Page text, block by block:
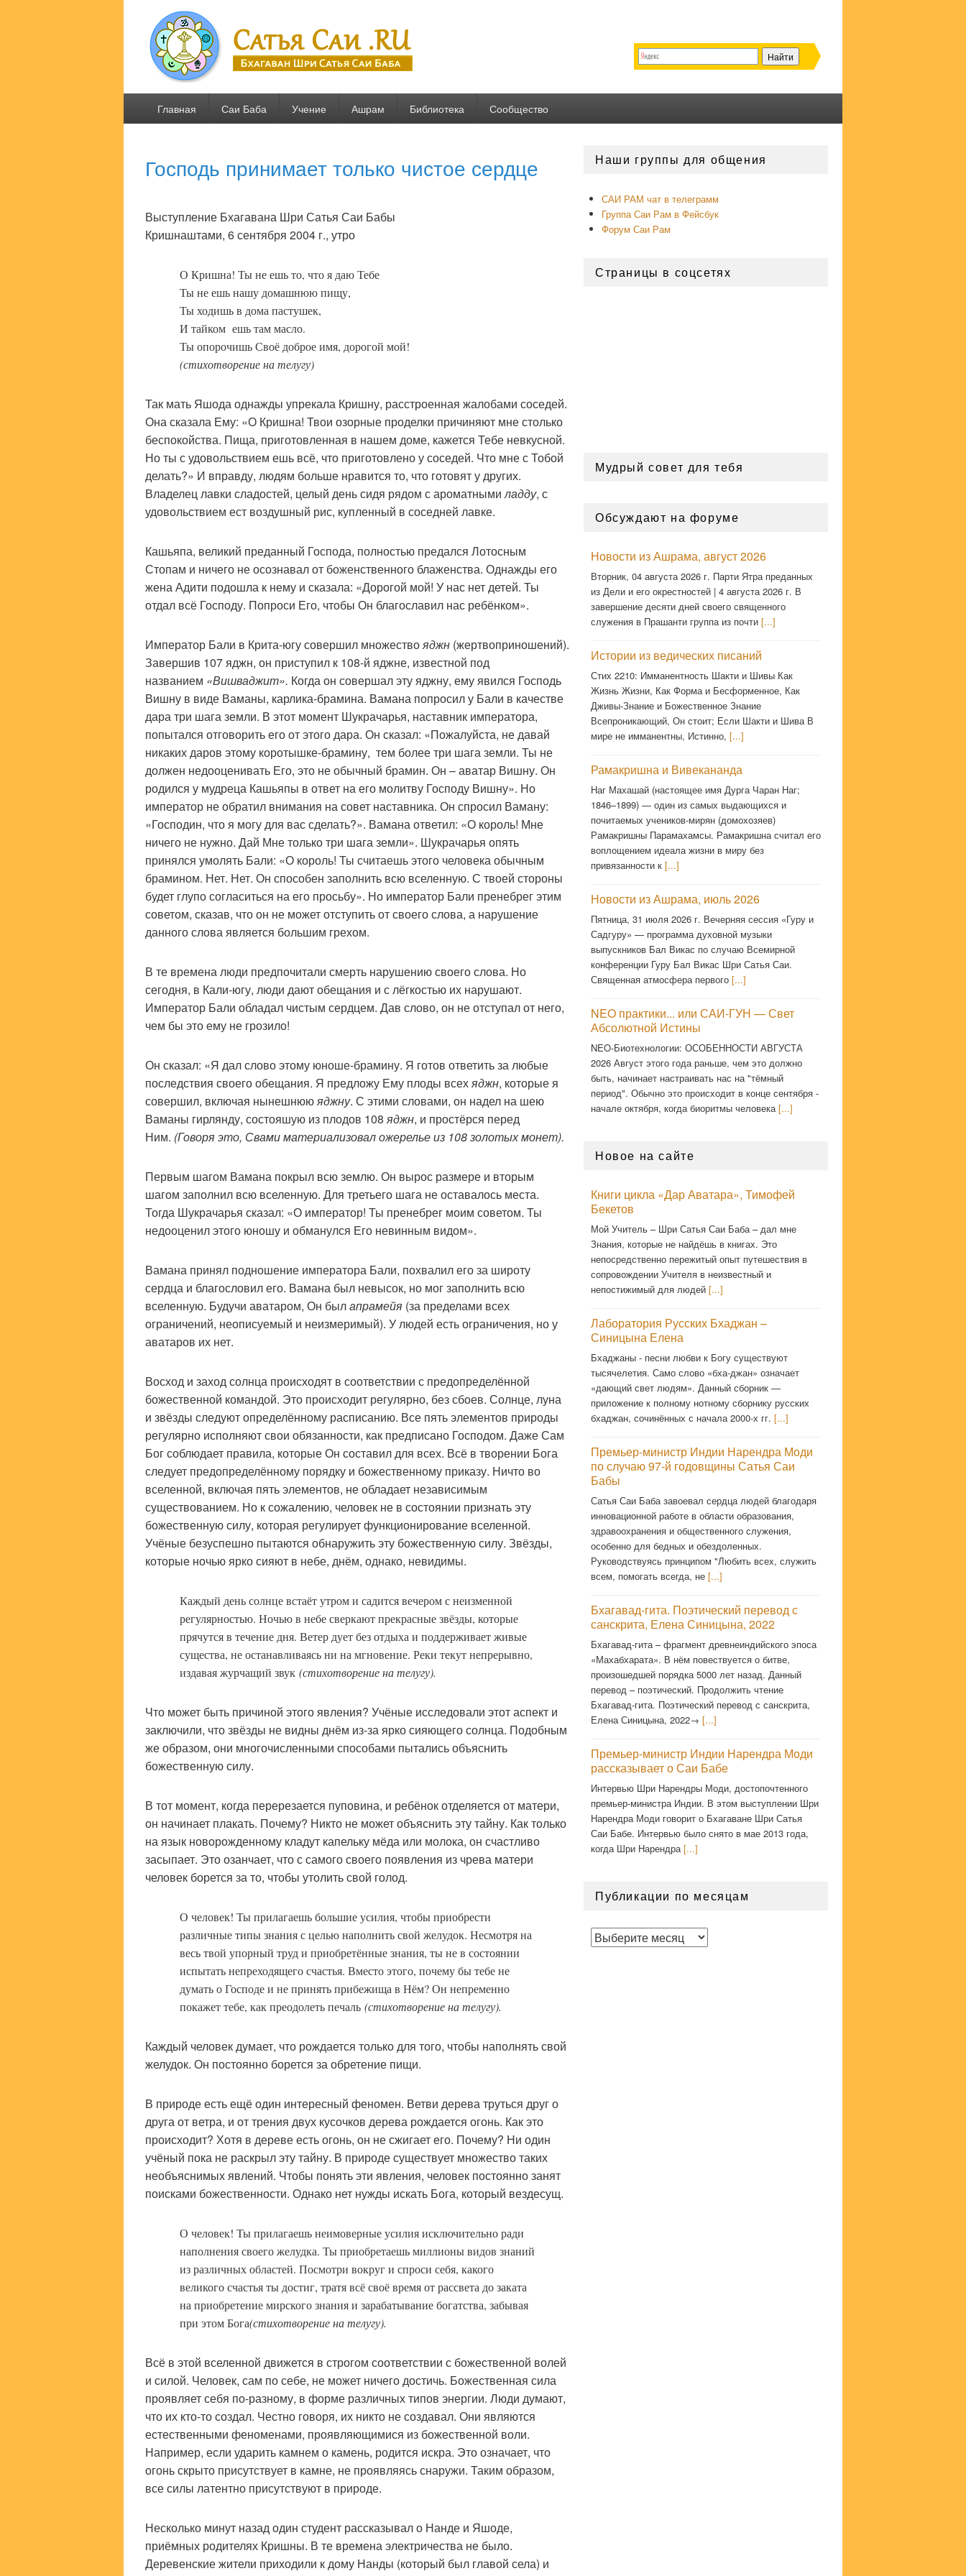
Сатья Саи .RU
Бхагаван Шри Сатья Саи Баба
Главная Саи Баба Учение Ашрам Библиотека Сообщество
Господь принимает только чистое сердце
Выступление Бхагавана Шри Сатья Саи Бабы
Кришнаштами, 6 сентября 2004 г., утро
О Кришна! Ты не ешь то, что я даю Тебе
Ты не ешь нашу домашнюю пищу,
Ты ходишь в дома пастушек,
И тайком ешь там масло.
Ты опорочишь Своё доброе имя, дорогой мой!
(стихотворение на телугу)
Так мать Яшода однажды упрекала Кришну, расстроенная жалобами соседей.
Она сказала Ему: «О Кришна! Твои озорные проделки причиняют мне столько
беспокойства. Пища, приготовленная в нашем доме, кажется Тебе невкусной.
Но ты с удовольствием ешь всё, что приготовлено у соседей. Что мне с Тобой
делать?» И вправду, людям больше нравится то, что готовят у других.
Владелец лавки сладостей, целый день сидя рядом с ароматнымиладду, с
удовольствием ест воздушный рис, купленный в соседней лавке.
Кашьяпа, великий преданный Господа, полностью предался Лотосным
Стопам и ничего не осознавал от боженственного блаженства. Однажды его
жена Адити подошла к нему и сказала: «Дорогой мой! У нас нет детей. Ты
отдал всё Господу. Попроси Его, чтобы Он благославил нас ребёнком».
Император Бали в Крита-югу совершил множествояджн (жертвоприношений).
Завершив 107 яджн, он приступил к 108-й яджне, известной под
названием «Вишваджит». Когда он совершал эту яджну, ему явился Господь
Вишну в виде Ваманы, карлика-брамина. Вамана попросил у Бали в качестве
дара три шага земли. В этот момент Шукрачарья, наставник императора,
попытался отговорить его от этого дара. Он сказал: «Пожалуйста, не давай
никаких даров этому коротышке-брамину, тем более три шага земли. Ты не
должен недооценивать Его, это не обычный брамин. Он – аватар Вишну. Он
родился у мудреца Кашьяпы в ответ на его молитву Господу Вишну». Но
император не обратил внимания на совет наставника. Он спросил Ваману:
«Господин, что я могу для вас сделать?». Вамана ответил: «О король! Мне
ничего не нужно. Дай Мне только три шага земли». Шукрачарья опять
принялся умолять Бали: «О король! Ты считаешь этого человека обычным
брамином. Нет. Нет. Он способен заполнить всю вселенную. С твоей стороны
будет глупо согласиться на его просьбу». Но император Бали пренебрег этим
советом, сказав, что он не может отступить от своего слова, а нарушение
данного слова является большим грехом.
В те времена люди предпочитали смерть нарушению своего слова. Но
сегодня, в Кали-югу, люди дают обещания и с лёгкостью их нарушают.
Император Бали обладал чистым сердцем. Дав слово, он не отступал от него,
чем бы это ему не грозило!
Он сказал: «Я дал слово этому юноше-брамину. Я готов ответить за любые
последствия своего обещания. Я предложу Ему плоды всехяджн, которые я
совершил, включая нынешнююяджну. С этими словами, он надел на шею
Ваманы гирлянду, состояшую из плодов 108 яджн, и простёрся перед
Ним. (Говоря это, Свами материализовал ожерелье из 108 золотых монет).
Первым шагом Вамана покрыл всю землю. Он вырос размере и вторым
шагом заполнил всю вселенную. Для третьего шага не оставалось места.
Тогда Шукрачарья сказал: «О император! Ты пренебрег моим советом. Ты
недооценил этого юношу и обманулся Его невинным видом».
Вамана принял подношение императора Бали, похвалил его за широту
сердца и благословил его. Вамана был невысок, но мог заполнить всю
вселенную. Будучи аватаром, Он былапрамейя (за пределами всех
ограничений, неописуемый и неизмеримый). У людей есть ограничения, но у
аватаров их нет.
Восход и заход солнца происходят в соответствии с предопределённой
божественной командой. Это происходит регулярно, без сбоев. Солнце, луна
и звёзды следуют определённому расписанию. Все пять элементов природы
регулярно исполняют свои обязанности, как предписано Господом. Даже Сам
Бог соблюдает правила, которые Он составил для всех. Всё в творении Бога
следует предопределённому порядку и божественному приказу. Ничто во
вселенной, включая пять элементов, не обладает независимым
существованием. Но к сожалению, человек не в состоянии признать эту
божественную силу, которая регулирует функционирование вселенной.
Учёные безуспешно пытаются обнаружить эту божественную силу. Звёзды,
которые ночью ярко сияют в небе, днём, однако, невидимы.
Каждый день солнце встаёт утром и садится вечером с неизменной
регулярностью. Ночью в небе сверкают прекрасные звёзды, которые
прячутся в течение дня. Ветер дует без отдыха и поддерживает живые
существа, не останавливаясь ни на мгновение. Реки текут непрерывно,
издавая журчащий звук (стихотворение на телугу).
Что может быть причиной этого явления? Учёные исследовали этот аспект и
заключили, что звёзды не видны днём из-за ярко сияющего солнца. Подобным
же образом, они многочисленными способами пытались объяснить
божественную силу.
В тот момент, когда перерезается пуповина, и ребёнок отделяется от матери,
он начинает плакать. Почему? Никто не может объяснить эту тайну. Как только
на язык новорожденному кладут капельку мёда или молока, он счастливо
засыпает. Это озанчает, что с самого своего появления из чрева матери
человек борется за то, чтобы утолить свой голод.
О человек! Ты прилагаешь большие усилия, чтобы приобрести
различные типы знания с целью наполнить свой желудок. Несмотря на
весь твой упорный труд и приобретённые знания, ты не в состоянии
испытать непреходящего счастья. Вместо этого, почему бы тебе не
думать о Господе и не принять прибежища в Нём? Он непременно
покажет тебе, как преодолеть печаль (стихотворение на телугу).
Каждый человек думает, что рождается только для того, чтобы наполнять свой
желудок. Он постоянно борется за обретение пищи.
В природе есть ещё один интересный феномен. Ветви дерева труться друг о
друга от ветра, и от трения двух кусочков дерева рождается огонь. Как это
происходит? Хотя в дереве есть огонь, он не сжигает его. Почему? Ни один
учёный пока не раскрыл эту тайну. В природе существует множество таких
необъяснимых явлений. Чтобы понять эти явления, человек постоянно занят
поисками божественности. Однако нет нужды искать Бога, который вездесущ.
О человек! Ты прилагаешь неимоверные усилия исключительно ради
наполнения своего желудка. Ты приобретаешь миллионы видов знаний
из различных областей. Посмотри вокруг и спроси себя, какого
великого счастья ты достиг, тратя всё своё время от рассвета до заката
на приобретение мирского знания и зарабатывание богатства, забывая
при этом Бога(стихотворение на телугу).
Всё в этой вселенной движется в строгом соответствии с божественной волей
и силой. Человек, сам по себе, не может ничего достичь. Божественная сила
проявляет себя по-разному, в форме различных типов энергии. Люди думают,
что их кто-то создал. Честно говоря, их никто не создавал. Они являются
естественными феноменами, проявляющимися из божественной воли.
Например, если ударить камнем о камень, родится искра. Это означает, что
огонь скрыто присутствует в камне, не проявляясь снаружи. Таким образом,
все силы латентно присутствуют в природе.
Несколько минут назад один студент рассказывал о Нанде и Яшоде,
приёмных родителях Кришны. В те времена электричества не было.
Деревенские жители приходили к дому Нанды (который был главой села) и
основной
Наши группы для общения
САИ РАМ чат в телеграмм
Группа Саи Рам в Фейсбук
Форум Саи Рам
Страницы в соцсетях
Мудрый совет для тебя
Обсуждают на форуме
Новости из Ашрама, август 2026
Вторник, 04 августа 2026 г. Парти Ятра преданных
из Дели и его окрестностей | 4 августа 2026 г. В
завершение десяти дней своего священного
служения в Прашанти группа из почти [...]
Истории из ведических писаний
Стих 2210: Имманентность Шакти и Шивы Как
Жизнь Жизни, Как Форма и Бесформенное, Как
Дживы-Знание и Божественное Знание
Всепроникающий, Он стоит; Если Шакти и Шива В
мире не имманентны, Истинно, [...]
Рамакришна и Вивекананда
Наг Махашай (настоящее имя Дурга Чаран Наг;
1846–1899) — один из самых выдающихся и
почитаемых учеников-мирян (домохозяев)
Рамакришны Парамахамсы. Рамакришна считал его
воплощением идеала жизни в миру без
привязанности к [...]
Новости из Ашрама, июль 2026
Пятница, 31 июля 2026 г. Вечерняя сессия «Гуру и
Садгуру» — программа духовной музыки
выпускников Бал Викас по случаю Всемирной
конференции Гуру Бал Викас Шри Сатья Саи.
Священная атмосфера первого [...]
NEO практики... или САИ-ГУН — Свет
Абсолютной Истины
NEO-Биотехнологии: ОСОБЕННОСТИ АВГУСТА
2026 Август этого года раньше, чем это должно
быть, начинает настраивать нас на "тёмный
период". Обычно это происходит в конце сентября -
начале октября, когда биоритмы человека [...]
Новое на сайте
Книги цикла «Дар Аватара», Тимофей
Бекетов
Мой Учитель – Шри Сатья Саи Баба – дал мне
Знания, которые не найдёшь в книгах. Это
непосредственно пережитый опыт путешествия в
сопровождении Учителя в неизвестный и
непостижимый для людей [...]
Лаборатория Русских Бхаджан –
Синицына Елена
Бхаджаны - песни любви к Богу существуют
тысячелетия. Само слово «бха-джан» означает
«дающий свет людям». Данный сборник —
приложение к полному нотному сборнику русских
бхаджан, сочинённых с начала 2000-х гг. [...]
Премьер-министр Индии Нарендра Моди
по случаю 97-й годовщины Сатья Саи
Бабы
Сатья Саи Баба завоевал сердца людей благодаря
инновационной работе в области образования,
здравоохранения и общественного служения,
особенно для бедных и обездоленных.
Руководствуясь принципом "Любить всех, служить
всем, помогать всегда, не [...]
Бхагавад-гита. Поэтический перевод с
санскрита, Елена Синицына, 2022
Бхагавад-гита – фрагмент древнеиндийского эпоса
«Махабхарата». В нём повествуется о битве,
произошедшей порядка 5000 лет назад. Данный
перевод – поэтический. Продолжить чтение
Бхагавад-гита. Поэтический перевод с санскрита,
Елена Синицына, 2022→ [...]
Премьер-министр Индии Нарендра Моди
рассказывает о Саи Бабе
Интервью Шри Нарендры Моди, достопочтенного
премьер-министра Индии. В этом выступлении Шри
Нарендра Моди говорит о Бхагаване Шри Сатья
Саи Бабе. Интервью было снято в мае 2013 года,
когда Шри Нарендра [...]
Публикации по месяцам
Публикации
по